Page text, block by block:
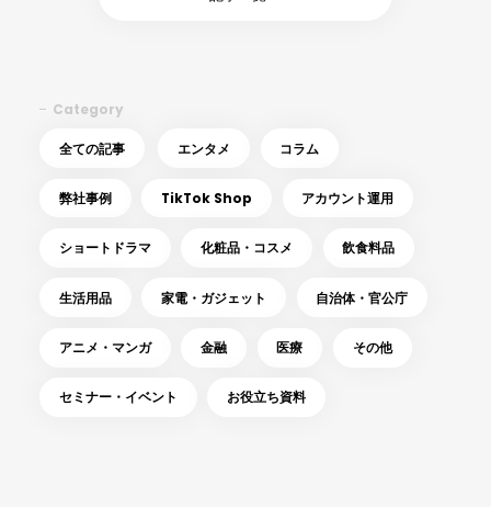
Category
全ての記事 エンタメ コラム
弊社事例 TikTok Shop アカウント運用
ショートドラマ 化粧品・コスメ 飲食料品
生活用品 家電・ガジェット 自治体・官公庁
アニメ・マンガ 金融 医療 その他
セミナー・イベント お役立ち資料